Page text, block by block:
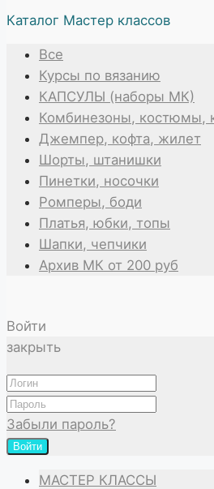
Каталог Мастер классов
Все
Курсы по вязанию
КАПСУЛЫ (наборы МК)
Комбинезоны, костюмы,
Джемпер, кофта, жилет
Шорты, штанишки
Пинетки, носочки
Ромперы, боди
Платья, юбки, топы
Шапки, чепчики
Архив МК от 200 руб
Войти
закрыть
Забыли пароль?
Войти
МАСТЕР КЛАССЫ